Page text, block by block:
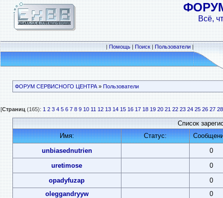
Всё,
|Помощь|Поиск|Пользователи|
ФОРУМ СЕРВИСНОГО ЦЕНТРА» Пользователи
[Страниц(165):1 2 3 4 5 6 7 8 9 10 11 12 13 14 15 16 17 18 19 20 21 22 23 24 25 26 27 28
Список
Имя:
Статус:
unbiasednutrien
0
uretimose
0
opadyfuzap
0
oleggandryyw
0